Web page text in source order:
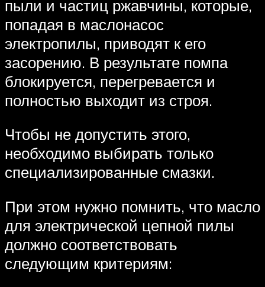
пыли и частиц ржавчины, которые,
попадая в маслонасос
электропилы, приводят к его
засорению. В результате помпа
блокируется, перегревается и
полностью выходит из строя.
Чтобы не допустить этого,
необходимо выбирать только
специализированные смазки.
При этом нужно помнить, что масло
для электрической цепной пилы
должно соответствовать
следующим критериям: